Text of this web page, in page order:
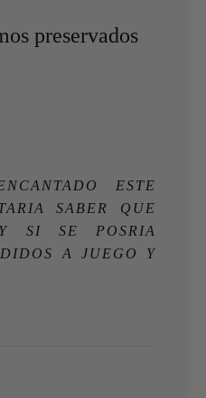
preservados
ESTE
SABER QUE
SI SE POSRIA
A JUEGO Y